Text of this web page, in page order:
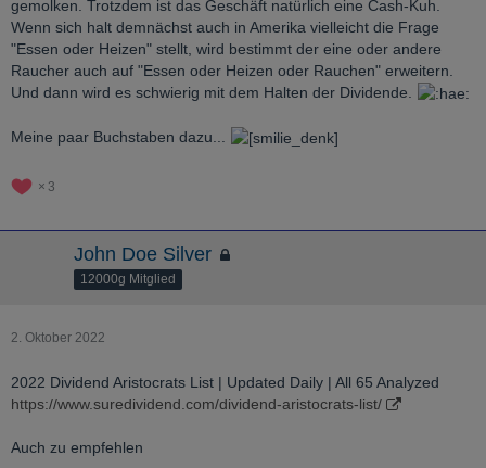
gemolken. Trotzdem ist das Geschäft natürlich eine Cash-Kuh.
Wenn sich halt demnächst auch in Amerika vielleicht die Frage
"Essen oder Heizen" stellt, wird bestimmt der eine oder andere
Raucher auch auf "Essen oder Heizen oder Rauchen" erweitern.
Und dann wird es schwierig mit dem Halten der Dividende.
Meine paar Buchstaben dazu...
3
John Doe Silver
12000g Mitglied
2. Oktober 2022
2022 Dividend Aristocrats List | Updated Daily | All 65 Analyzed
https://www.suredividend.com/dividend-aristocrats-list/
Auch zu empfehlen